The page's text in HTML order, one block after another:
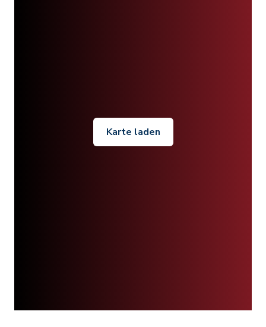
Karte laden